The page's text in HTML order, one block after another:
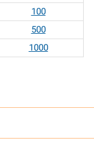
100
500
1000